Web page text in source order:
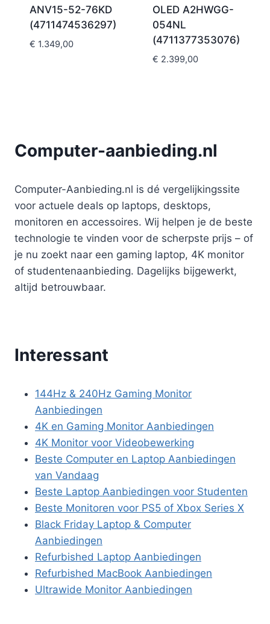
ANV15-52-76KD
(4711474536297)
€ 1.349,00
OLED A2HWGG-
054NL
(4711377353076)
€ 2.399,00
Computer-aanbieding.nl
Computer-Aanbieding.nl is dé vergelijkingssite
voor actuele deals op laptops, desktops,
monitoren en accessoires. Wij helpen je de beste
technologie te vinden voor de scherpste prijs – of
je nu zoekt naar een gaming laptop, 4K monitor
of studentenaanbieding. Dagelijks bijgewerkt,
altijd betrouwbaar.
Interessant
144Hz & 240Hz Gaming Monitor
Aanbiedingen
4K en Gaming Monitor Aanbiedingen
4K Monitor voor Videobewerking
Beste Computer en Laptop Aanbiedingen
van Vandaag
Beste Laptop Aanbiedingen voor Studenten
Beste Monitoren voor PS5 of Xbox Series X
Black Friday Laptop & Computer
Aanbiedingen
Refurbished Laptop Aanbiedingen
Refurbished MacBook Aanbiedingen
Ultrawide Monitor Aanbiedingen